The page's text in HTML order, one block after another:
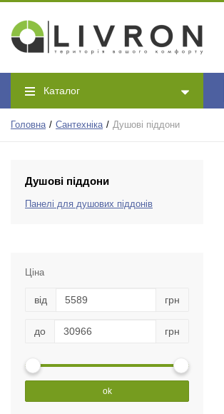
Каталог
Головна Сантехніка Душові піддони
Душові піддони
Панелі для душових піддонів
Ціна
від грн
до грн
ok